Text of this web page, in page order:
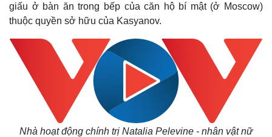
giấu ở bàn ăn trong bếp của căn hộ bí mật (ở Moscow)
thuộc quyền sở hữu của Kasyanov.
Nhà hoạt động chính trị Natalia Pelevine - nhân vật nữ